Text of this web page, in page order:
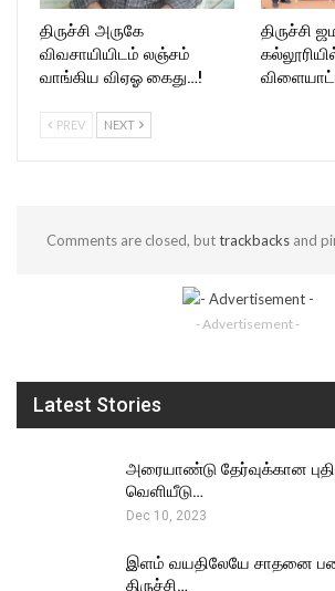
திருச்சி அருகே
விவசாயியிடம் லஞ்சம்
வாங்கிய விஏஓ கைது…!
திருச்சி
PREV NEXT
Comments are closed, buttrackbacksand
- Advertisement -
Latest Stories
அரையாண்டு தேர்வுக்கான
வெளியீடு…
Dec 10, 2023
இளம் வயதிலேயே சாதனை
திருச்சி…